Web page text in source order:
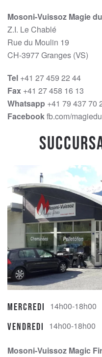
Mosoni-Vuissoz Magie
Z.I. Le Chablé
Rue du Moulin 19
CH-3977 Granges (VS)
Tel +41 27 459 22 44
Fax +41 27 458 16 13
Whatsapp +41 79 437 70
Facebookfb.com/
Mercredi 14h00-18h00
Vendredi 14h00-18h00
Mosoni-Vuissoz Magic